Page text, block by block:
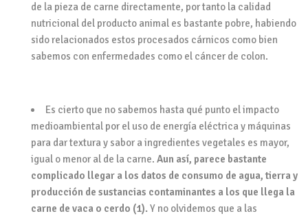
de la pieza de carne directamente, por tanto la calidad
nutricional del producto animal es bastante pobre, habiendo
sido relacionados estos procesados cárnicos como bien
sabemos con enfermedades como el cáncer de colon.
Es cierto que no sabemos hasta qué punto el impacto
medioambiental por el uso de energía eléctrica y máquinas
para dar textura y sabor a ingredientes vegetales es mayor,
igual o menor al de la carne. Aun así, parece bastante
complicado llegar a los datos de consumo de agua, tierra y
producción de sustancias contaminantes a los que llega la
carne de vaca o cerdo (1).Y no olvidemos que a las